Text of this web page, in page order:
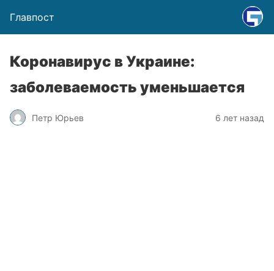
Главпост
Коронавирус в Украине:
заболеваемость уменьшается
Петр Юрьев 6 лет назад